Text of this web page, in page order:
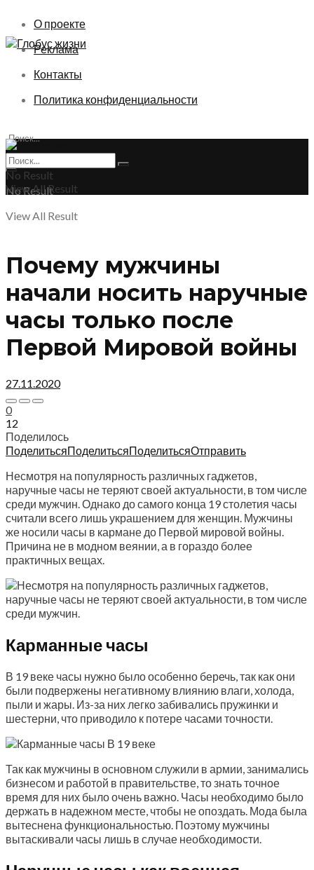
О проекте
Реклама
Контакты
Политика конфиденциальности
No Result
View All Result
No Result
View All Result
Почему мужчины
начали носить наручные
часы только после
Первой Мировой войны
27.11.2020
0
12
Поделилось
ПоделитьсяПоделитьсяПоделитьсяОтправить
Несмотря на популярность различных гаджетов,
наручные часы не теряют своей актуальности, в том числе
среди мужчин. Однако до самого конца 19 столетия часы
считали всего лишь украшением для женщин. Мужчины
же носили часы в кармане до Первой мировой войны.
Причина не в модном веянии, а в гораздо более
практичных вещах.
Карманные часы
В 19 веке часы нужно было особенно беречь, так как они
были подвержены негативному влиянию влаги, холода,
пыли и жары. Из-за них легко забивались пружинки и
шестерни, что приводило к потере часами точности.
Так как мужчины в основном служили в армии, занимались
бизнесом и работой в правительстве, то знать точное
время для них было очень важно. Часы необходимо было
держать в надежном месте, чтобы не опоздать. Мода была
вытеснена функциональностью. Поэтому мужчины
вытаскивали часы лишь в случае необходимости.